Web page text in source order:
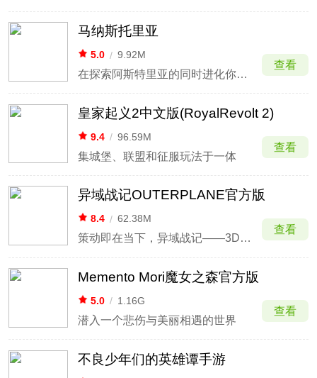
马纳斯托里亚
5.0 / 9.92M
在探索阿斯特里亚的同时进化你的英雄
查看
皇家起义2中文版(RoyalRevolt 2)
9.4 / 96.59M
集城堡、联盟和征服玩法于一体
查看
异域战记OUTERPLANE官方版
8.4 / 62.38M
策动即在当下，异域战记——3D动漫战略动作游戏
查看
Memento Mori魔女之森官方版
5.0 / 1.16G
潜入一个悲伤与美丽相遇的世界
查看
不良少年们的英雄谭手游